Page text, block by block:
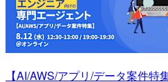
【AI/AWS/アプリ/データ案件